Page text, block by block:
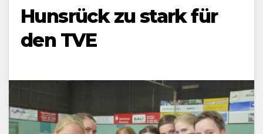
Hunsrück zu stark für
den TVE